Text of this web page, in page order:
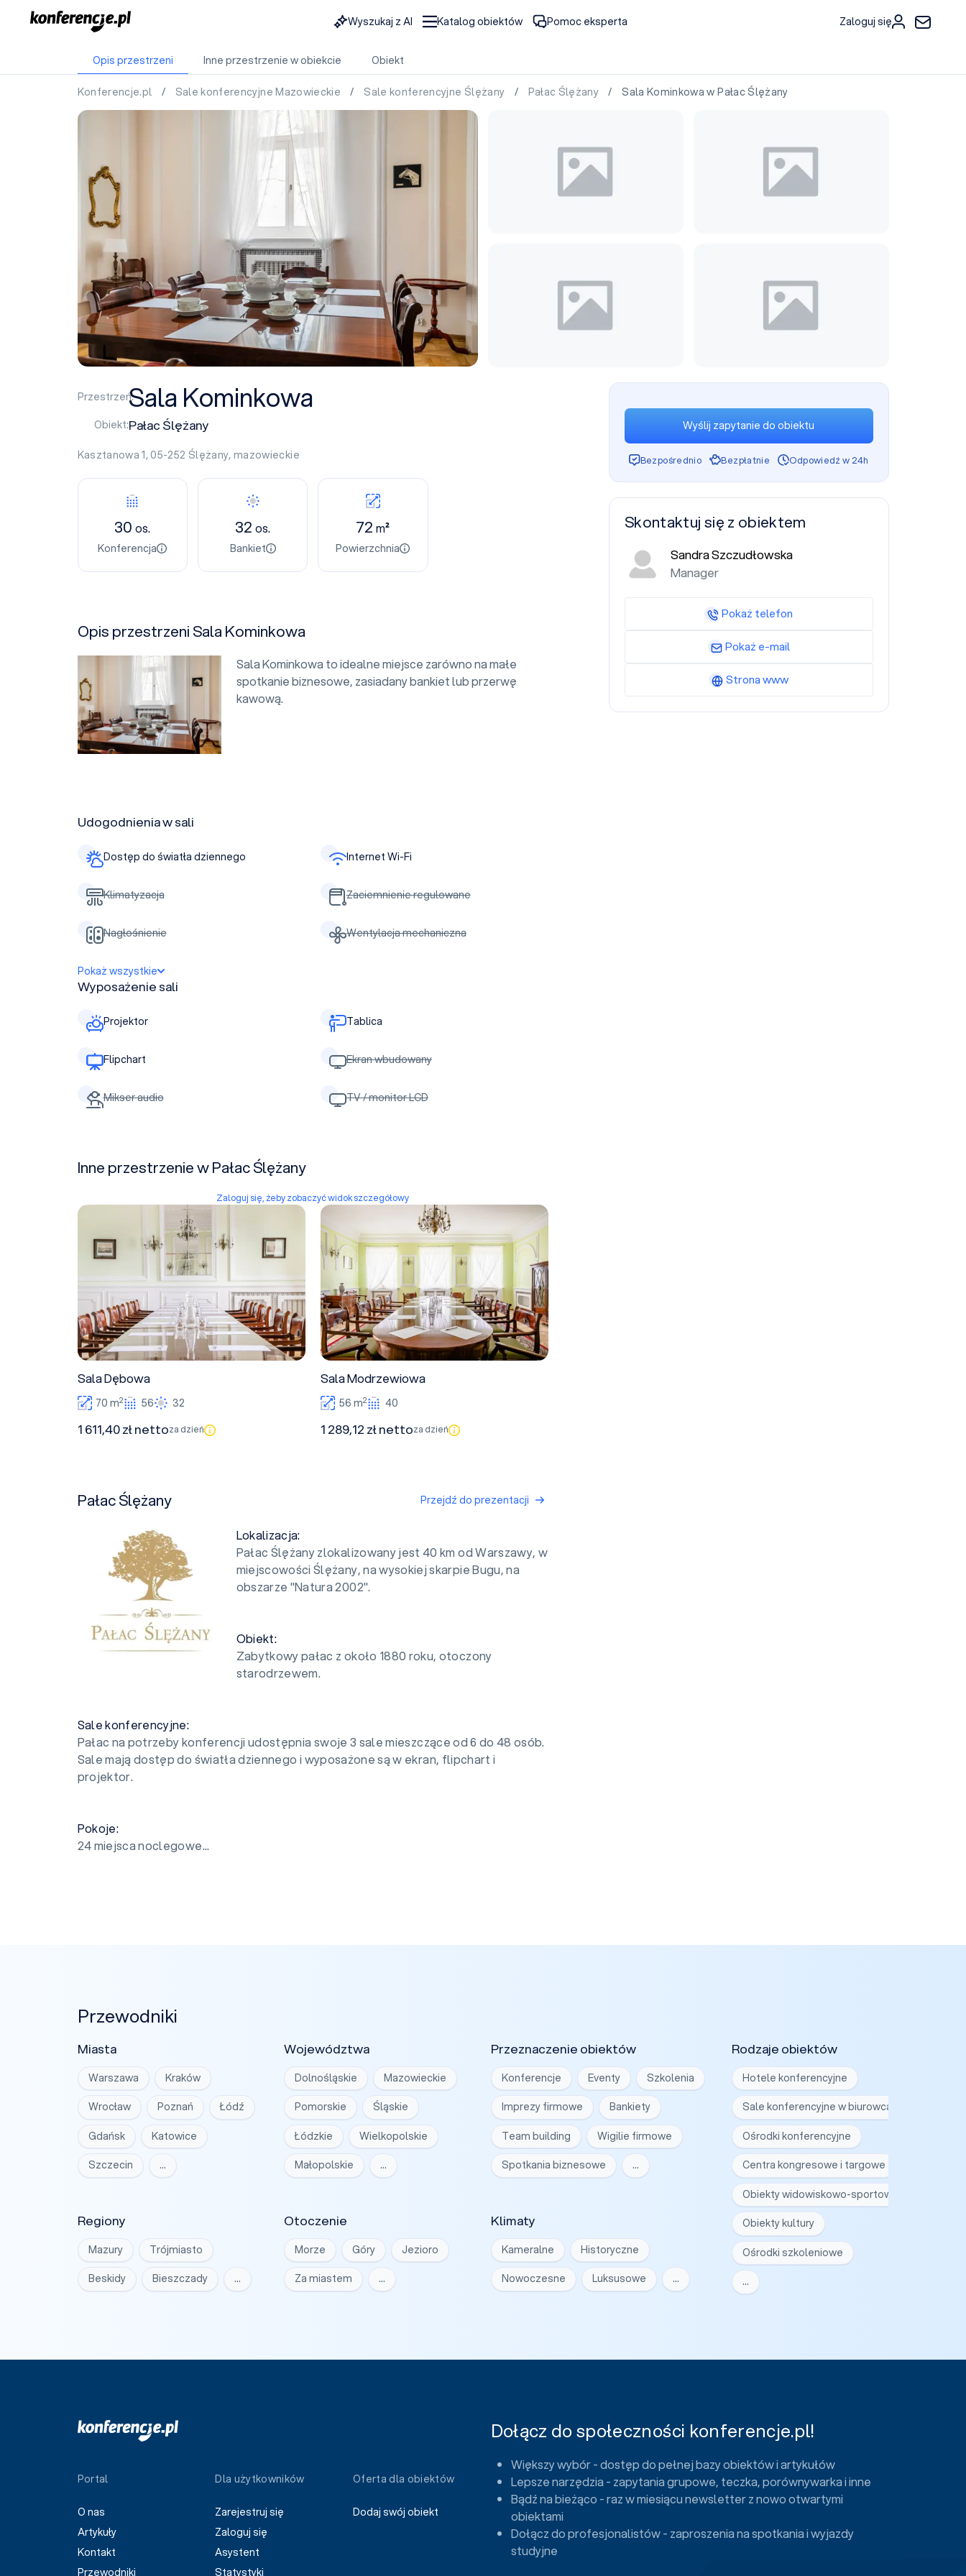
Wyszukaj z AI Katalog obiektów Pomoc eksperta Zaloguj się
Opis przestrzeni Inne przestrzenie w obiekcie Obiekt
Konferencje.pl / Sale konferencyjne Mazowieckie / Sale konferencyjne Ślężany / Pałac Ślężany / Sala Kominkowa w Pałac Ślężany
Przestrzeń:Sala Kominkowa
Obiekt:Pałac Ślężany
Kasztanowa 1, 05-252 Ślężany,mazowieckie
30os.
Konferencja
32os.
Bankiet
72m²
Powierzchnia
Opis przestrzeni Sala Kominkowa
Sala Kominkowa to idealne miejsce zarówno na małe
spotkanie biznesowe, zasiadany bankiet lub przerwę
kawową.
Udogodnienia w sali
Dostęp do światła dziennego Internet Wi-Fi
Klimatyzacja Zaciemnienie regulowane
Nagłośnienie Wentylacja mechaniczna
Pokaż wszystkie
Wyposażenie sali
Projektor Tablica
Flipchart Ekran wbudowany
Mikser audio TV / monitor LCD
Inne przestrzenie w Pałac Ślężany
Zaloguj się, żeby zobaczyć widok szczegółowy
Sala Dębowa
70 m2 56 32
1 611,40 zł nettoza dzień
Sala Modrzewiowa
56 m2 40
1 289,12 zł nettoza dzień
Pałac Ślężany Przejdź do prezentacji
Lokalizacja:
Pałac Ślężany zlokalizowany jest 40 km od Warszawy, w
miejscowości Ślężany, na wysokiej skarpie Bugu, na
obszarze "Natura 2002".
Obiekt:
Zabytkowy pałac z około 1880 roku, otoczony
starodrzewem.
Sale konferencyjne:
Pałac na potrzeby konferencji udostępnia swoje 3 sale mieszczące od 6 do 48 osób.
Sale mają dostęp do światła dziennego i wyposażone są w ekran, flipchart i
projektor.
Pokoje:
24 miejsca noclegowe...
Wyślij zapytanie do obiektu
Bezpośrednio Bezpłatnie Odpowiedź w 24h
Skontaktuj się z obiektem
Sandra Szczudłowska
Manager
Pokaż telefon
Pokaż e-mail
Strona www
Przewodniki
Miasta
Warszawa Kraków
Wrocław Poznań Łódź
Gdańsk Katowice
Szczecin …
Województwa
Dolnośląskie Mazowieckie
Pomorskie Śląskie
Łódzkie Wielkopolskie
Małopolskie …
Regiony
Mazury Trójmiasto
Beskidy Bieszczady …
Otoczenie
Morze Góry Jezioro
Za miastem …
Klimaty
Kameralne Historyczne
Nowoczesne Luksusowe …
Przeznaczenie obiektów
Konferencje Eventy Szkolenia
Imprezy firmowe Bankiety
Team building Wigilie firmowe
Spotkania biznesowe …
Rodzaje obiektów
Hotele konferencyjne
Sale konferencyjne w biurowcach
Ośrodki konferencyjne
Centra kongresowe i targowe
Obiekty widowiskowo-sportowe
Obiekty kultury
Ośrodki szkoleniowe
…
Portal
O nas
Artykuły
Kontakt
Przewodniki
Dla użytkowników
Zarejestruj się
Zaloguj się
Asystent
Statystyki
Oferta dla obiektów
Dodaj swój obiekt
Dołącz do społeczności konferencje.pl!
Większy wybór - dostęp do pełnej bazy obiektów i artykułów
Lepsze narzędzia - zapytania grupowe, teczka, porównywarka i inne
Bądź na bieżąco - raz w miesiącu newsletter z nowo otwartymi
obiektami
Dołącz do profesjonalistów - zaproszenia na spotkania i wyjazdy
studyjne